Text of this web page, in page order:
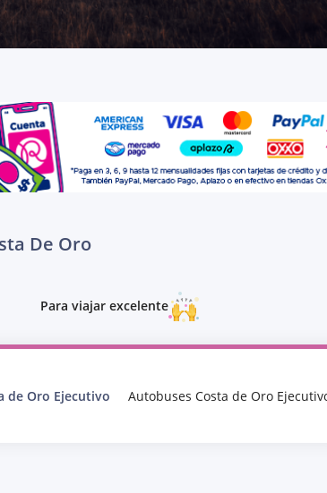
De Oro
Para viajar excelente
de Oro Ejecutivo Autobuses Costa de Oro